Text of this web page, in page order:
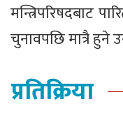
मन्त्रिपरिषदबाट
चुनावपछि मात्रै हुने
प्रतिक्रिया